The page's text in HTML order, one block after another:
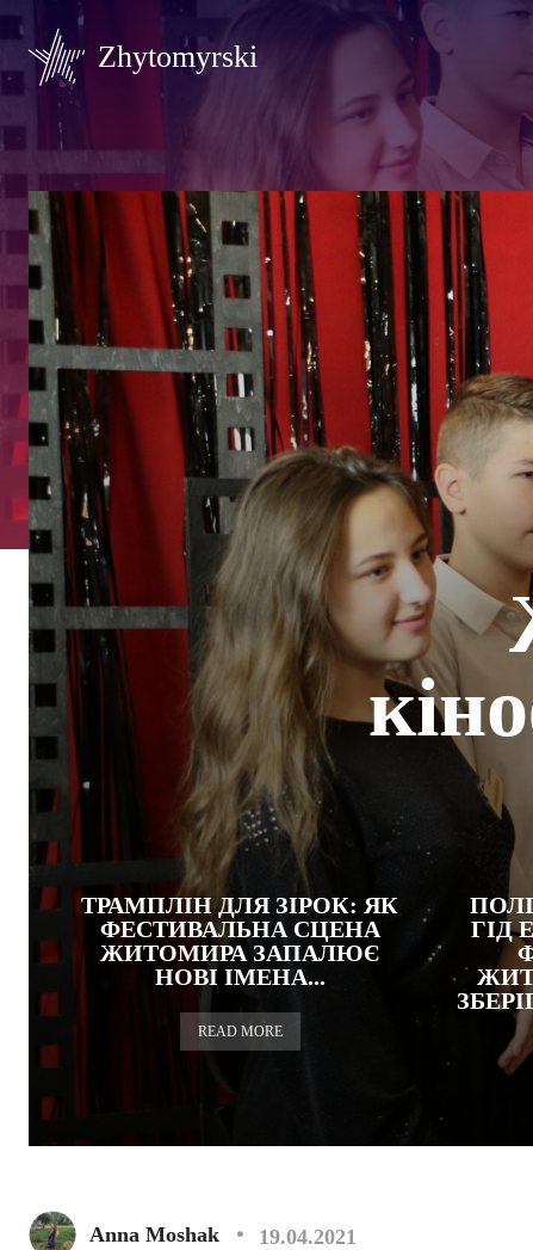
Zhytomyrski
ТРАМПЛІН ДЛЯ ЗІРОК: ЯК
ФЕСТИВАЛЬНА СЦЕНА
ЖИТОМИРА ЗАПАЛЮЄ
НОВІ ІМЕНА...
READ MORE
ГІД
Anna Moshak 19.04.2021